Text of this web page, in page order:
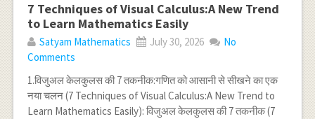
7 Techniques of Visual Calculus:A New Trend
to Learn Mathematics Easily
Satyam Mathematics July 30, 2026
No
Comments
1.विजुअल केलकुलस की 7 तकनीक:गणित को आसानी से सीखने का एक
नया चलन (7 Techniques of Visual Calculus:A New Trend to
Learn Mathematics Easily): विजुअल केलकुलस की 7 तकनीक (7